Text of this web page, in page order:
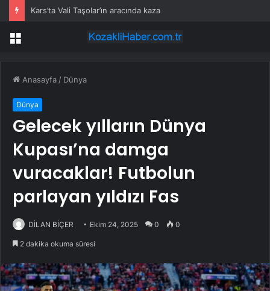
Kars’ta Vali Taşolar’ın aracında kaza
Menü
Anasayfa / Dünya
Dünya
Gelecek yılların Dünya
Kupası’na damga
vuracaklar! Futbolun
parlayan yıldızı Fas
DİLAN BİÇER Ekim 24, 2025 0 0
2 dakika okuma süresi